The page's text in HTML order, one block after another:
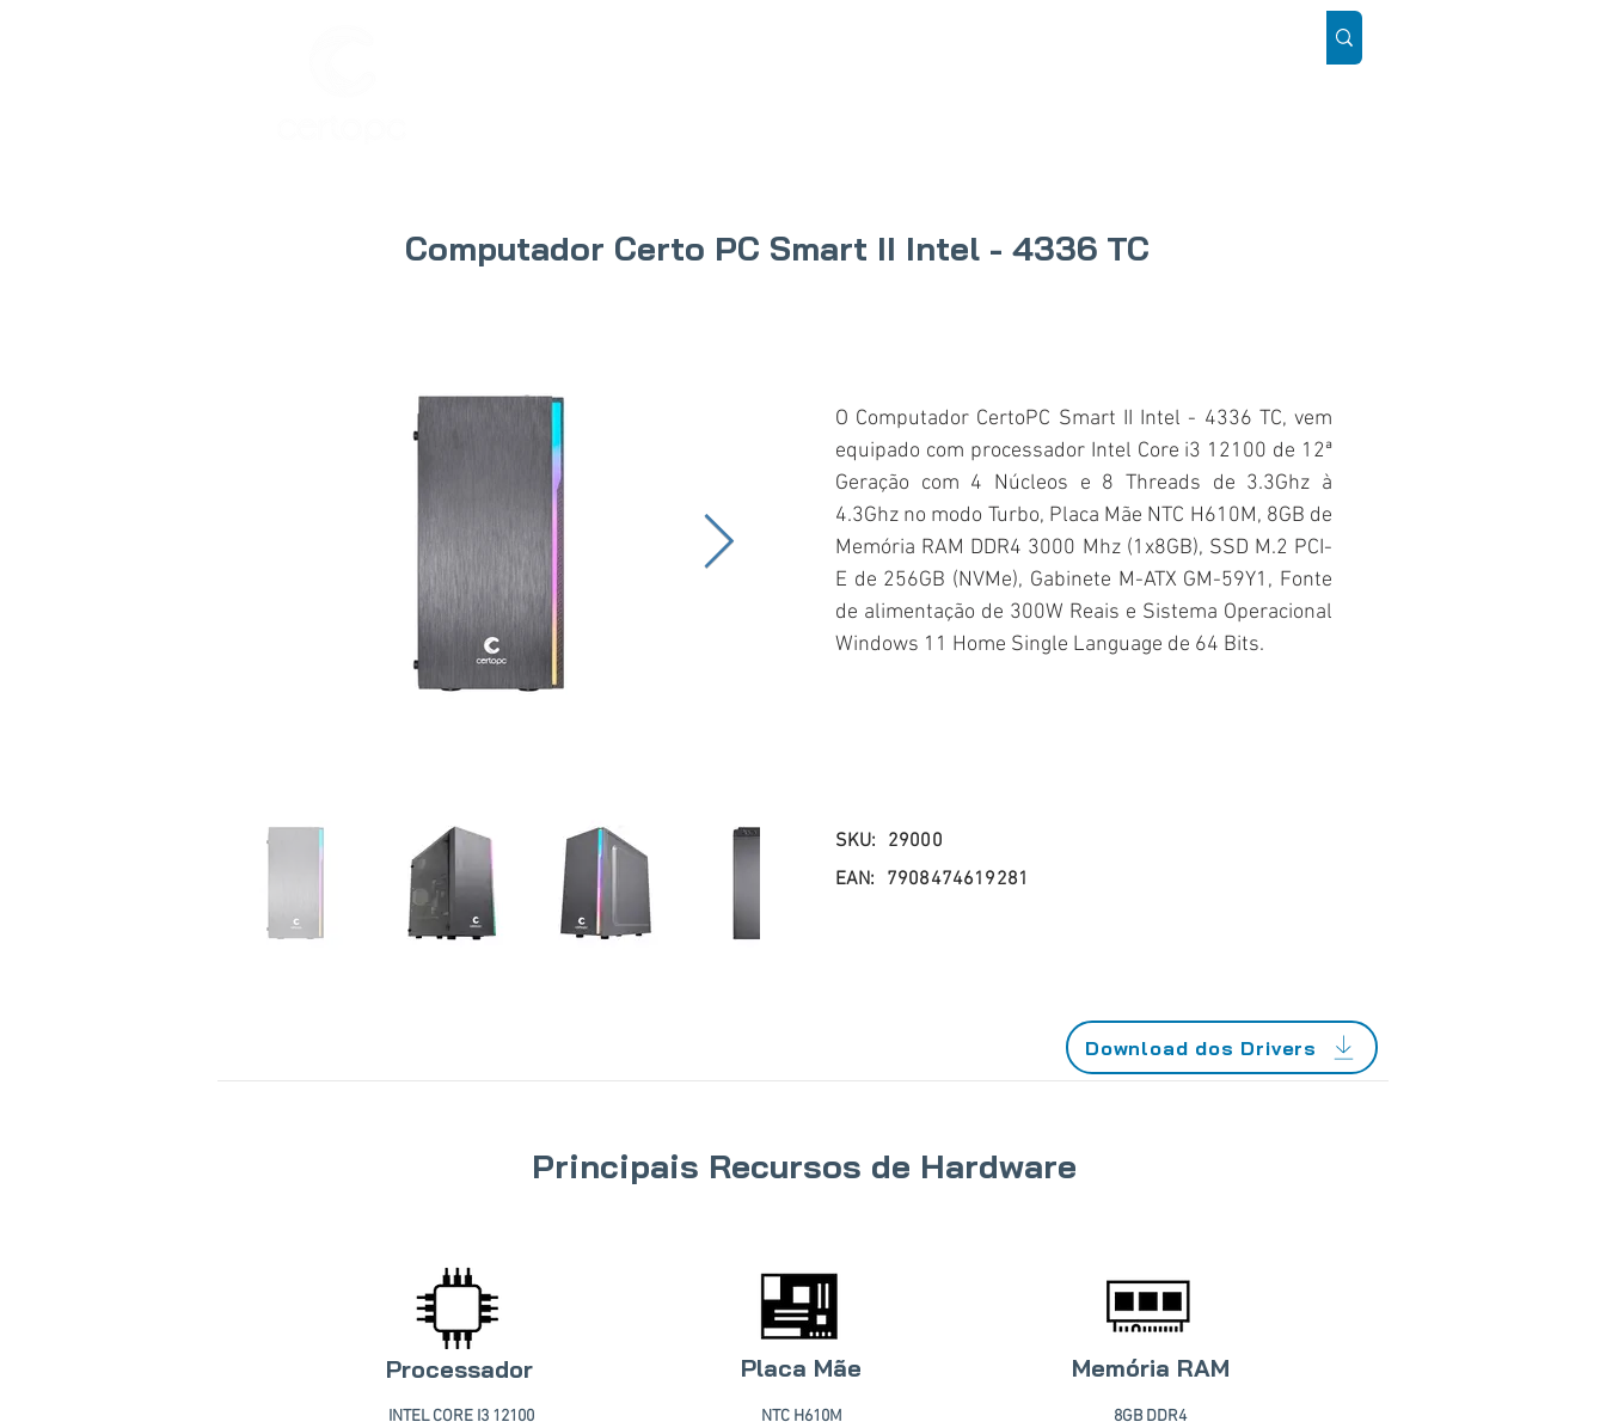
Computador Certo PC Smart II Intel - 4336 TC
O Computador CertoPC Smart II Intel - 4336 TC, vem
equipado com processador Intel Core i3 12100 de 12ª
Geração com 4 Núcleos e 8 Threads de 3.3Ghz à
4.3Ghz no modo Turbo, Placa Mãe NTC H610M, 8GB de
Memória RAM DDR4 3000 Mhz (1x8GB), SSD M.2 PCI-
E de 256GB (NVMe), Gabinete M-ATX GM-59Y1, Fonte
de alimentação de 300W Reais e Sistema Operacional
Windows 11 Home Single Language de 64 Bits.
SKU: 29000
EAN: 7908474619281
Download dos Drivers
Memória RAM
8GB DDR4
Principais Recursos de Hardware
Processador
INTEL CORE I3 12100
Placa Mãe
NTC H610M